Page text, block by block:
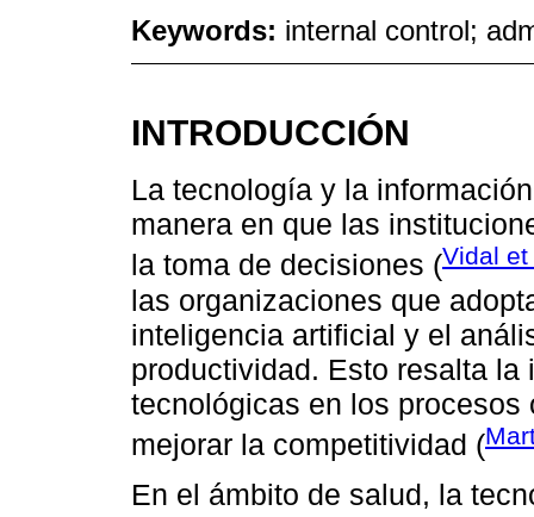
Keywords: internal control;
INTRODUCCIÓN
La tecnología y la
manera en que las
la toma de decisiones (Vidal
las organizaciones que
inteligencia artificial y el
productividad. Esto resalta la
tecnológicas en los
mejorar la competitividad (
En el ámbito de salud, la